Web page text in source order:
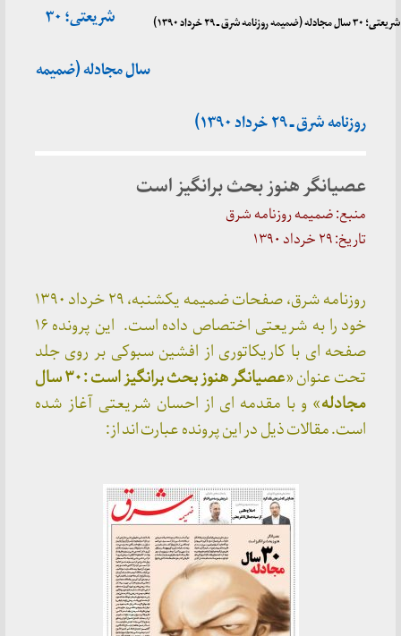
شریعتی؛ ۳۰ سال مجادله (ضمیمه روزنامه شرق ـ ۲۹ خرداد ۱۳۹۰)
شریعتی؛ ۳۰
سال مجادله (ضمیمه
روزنامه شرق ـ ۲۹ خرداد ۱۳۹۰)
عصیانگر هنوز بحث برانگیز است
منبع: ضمیمه روزنامه شرق
تاریخ: ۲۹ خرداد ۱۳۹۰
روزنامه شرق، صفحات ضمیمه یکشنبه، ۲۹ خرداد ۱۳۹۰
خود را به شریعتی اختصاص داده است. این پرونده ۱۶
صفحه ای با کاریکاتوری از افشین سبوکی بر روی جلد
تحت عنوان «
عصیانگر هنوز بحث برانگیز است : ۳۰ سال
مجادله» و با مقدمه ای از احسان شریعتی آغاز شده
است. مقالات ذیل در این پرونده عبارت اند از: